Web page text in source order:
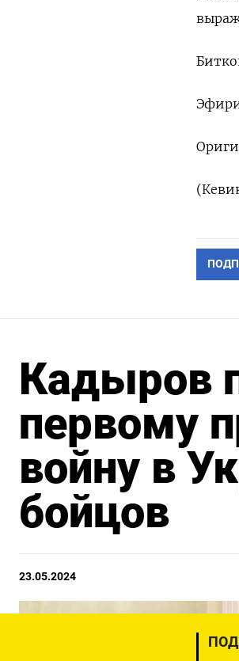
Кадыров
первому
войну в
бойцов
23.05.2024